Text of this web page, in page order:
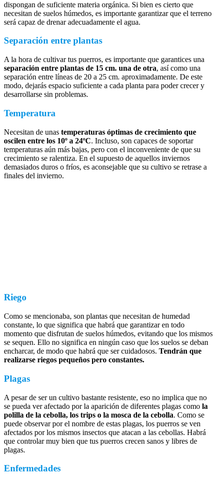
dispongan de suficiente materia orgánica. Si bien es cierto que
necesitan de suelos húmedos, es importante garantizar que el terreno
será capaz de drenar adecuadamente el agua.
Separación entre plantas
A la hora de cultivar tus puerros, es importante que garantices una
separación entre plantas de 15 cm. una de otra, así como una
separación entre líneas de 20 a 25 cm. aproximadamente. De este
modo, dejarás espacio suficiente a cada planta para poder crecer y
desarrollarse sin problemas.
Temperatura
Necesitan de unas temperaturas óptimas de crecimiento que
oscilen entre los 10º a 24ºC. Incluso, son capaces de soportar
temperaturas aún más bajas, pero con el inconveniente de que su
crecimiento se ralentiza. En el supuesto de aquellos inviernos
demasiados duros o fríos, es aconsejable que su cultivo se retrase a
finales del invierno.
Riego
Como se mencionaba, son plantas que necesitan de humedad
constante, lo que significa que habrá que garantizar en todo
momento que disfrutan de suelos húmedos, evitando que los mismos
se sequen. Ello no significa en ningún caso que los suelos se deban
encharcar, de modo que habrá que ser cuidadosos. Tendrán que
realizarse riegos pequeños pero constantes.
Plagas
A pesar de ser un cultivo bastante resistente, eso no implica que no
se pueda ver afectado por la aparición de diferentes plagas como la
polilla de la cebolla, los trips o la mosca de la cebolla. Como se
puede observar por el nombre de estas plagas, los puerros se ven
afectados por los mismos insectos que atacan a las cebollas. Habrá
que controlar muy bien que tus puerros crecen sanos y libres de
plagas.
Enfermedades